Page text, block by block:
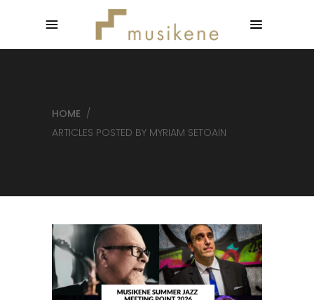
HOME /
ARTICLES POSTED BY MYRIAM SETOAIN